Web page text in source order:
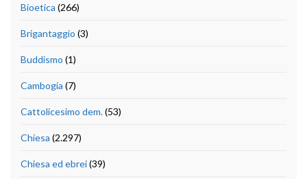
Bioetica (266)
Brigantaggio (3)
Buddismo (1)
Cambogia (7)
Cattolicesimo dem.(53)
Chiesa (2.297)
Chiesa ed ebrei(39)